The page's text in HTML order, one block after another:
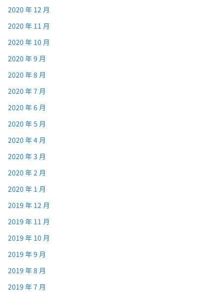
2020 年 12 月
2020 年 11 月
2020 年 10 月
2020 年 9 月
2020 年 8 月
2020 年 7 月
2020 年 6 月
2020 年 5 月
2020 年 4 月
2020 年 3 月
2020 年 2 月
2020 年 1 月
2019 年 12 月
2019 年 11 月
2019 年 10 月
2019 年 9 月
2019 年 8 月
2019 年 7 月